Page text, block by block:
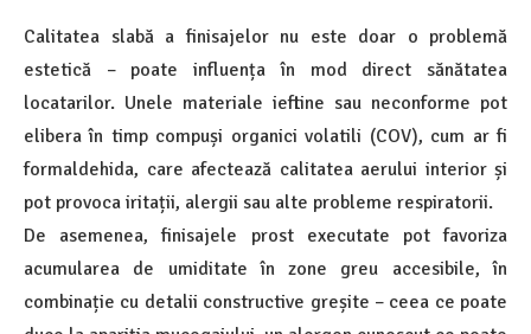
Calitatea slabă a finisajelor nu este doar o problemă
estetică – poate influența în mod direct sănătatea
locatarilor. Unele materiale ieftine sau neconforme pot
elibera în timp compuși organici volatili (COV), cum ar fi
formaldehida, care afectează calitatea aerului interior și
pot provoca iritații, alergii sau alte probleme respiratorii.
De asemenea, finisajele prost executate pot favoriza
acumularea de umiditate în zone greu accesibile, în
combinație cu detalii constructive greșite – ceea ce poate